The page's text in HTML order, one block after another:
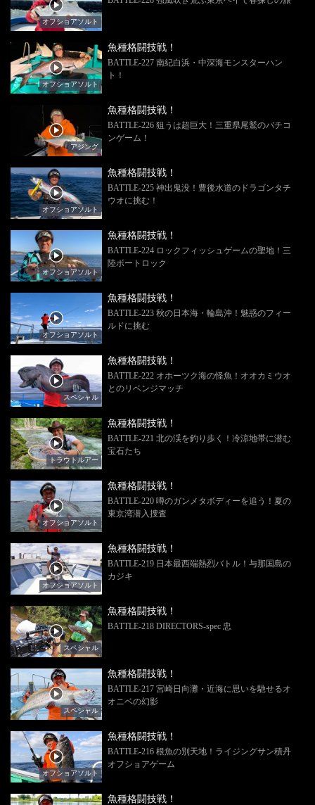
オフショアソルト
オフショアソルト
魚種格闘技戦！
BATTLE-227 南紀白浜・中深海モンスターハン
ト！
アジング
魚種格闘技戦！
BATTLE-226 狙うは超巨大！三重県尾鷲のバチコ
ンゲーム！
オフショアソルト
魚種格闘技戦！
BATTLE-225 神出鬼没！豊後水道のドラゴンタチ
ウオに挑む！
オフショアソルト
魚種格闘技戦！
BATTLE-224 ロックフィッシュゲームの聖地！三
陸ボートロック
オフショアソルト
魚種格闘技戦！
BATTLE-223 秋の日本海・輪島沖！魅惑のフィー
ルドに挑む
スペシャル
魚種格闘技戦！
BATTLE-222 オホーツク海の怪魚！オオカミウオ
とのリベンジマッチ
トラウトルアー
魚種格闘技戦！
BATTLE-221 北の渓を釣り歩く！冷涼地帯に潜む
宝石たち
オフショアソルト
魚種格闘技戦！
BATTLE-220 噂のガンメタボディーを追う！夏の
東京湾潜入捜査
オフショアソルト
魚種格闘技戦！
BATTLE-219 日本最西端熱烈バトル！与那国島の
カジキ
スペシャル
魚種格闘技戦！
BATTLE-218 DIRECTORS‐spec 忠
スペシャル
魚種格闘技戦！
BATTLE-217 宮崎日向灘・近海に思いを馳せるオ
オニベの幻影
オフショアソルト
魚種格闘技戦！
BATTLE-216 根魚の別天地！ライジングサン積丹
オフショアゲーム
魚種格闘技戦！